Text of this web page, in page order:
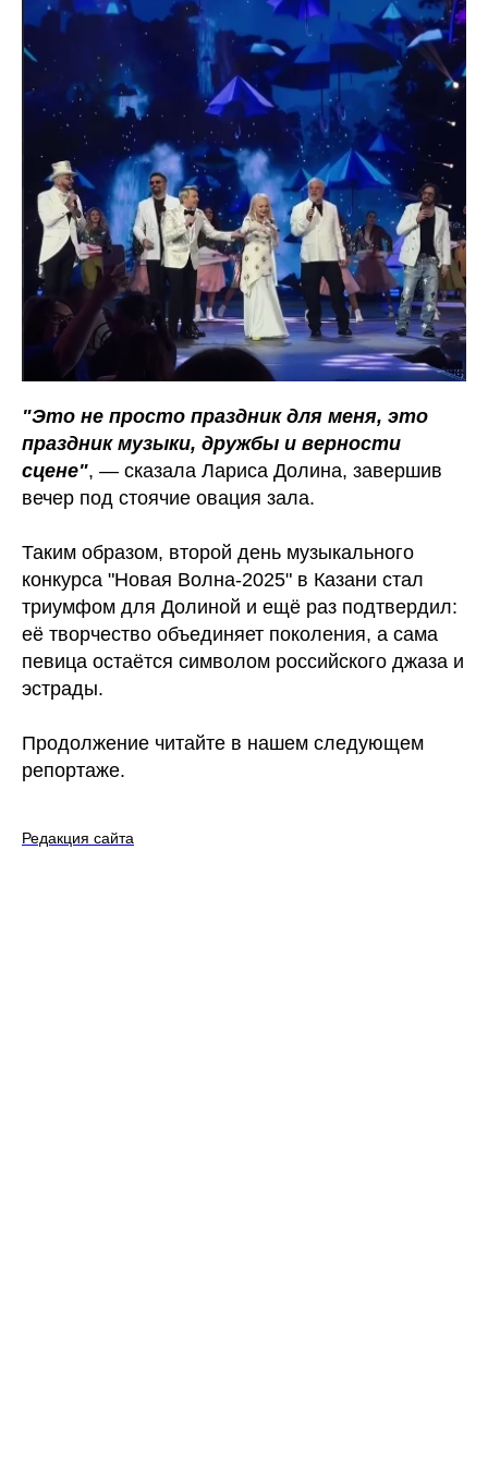
"Это не просто праздник для меня, это
праздник музыки, дружбы и верности
сцене", — сказала Лариса Долина, завершив
вечер под стоячие овация зала.
Таким образом, второй день музыкального
конкурса "Новая Волна-2025" в Казани стал
триумфом для Долиной и ещё раз подтвердил:
её творчество объединяет поколения, а сама
певица остаётся символом российского джаза и
эстрады.
Продолжение читайте в нашем следующем
репортаже.
Редакция сайта